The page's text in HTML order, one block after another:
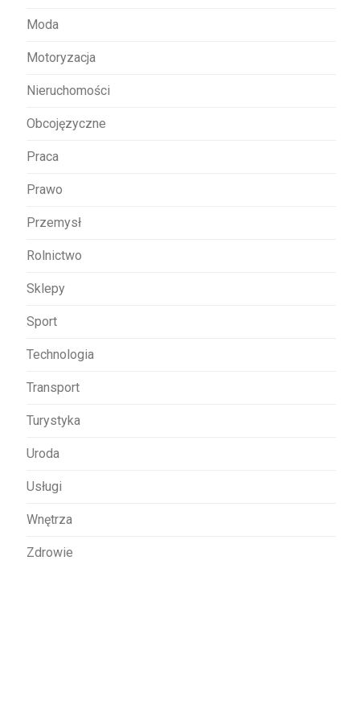
Moda
Motoryzacja
Nieruchomości
Obcojęzyczne
Praca
Prawo
Przemysł
Rolnictwo
Sklepy
Sport
Technologia
Transport
Turystyka
Uroda
Usługi
Wnętrza
Zdrowie